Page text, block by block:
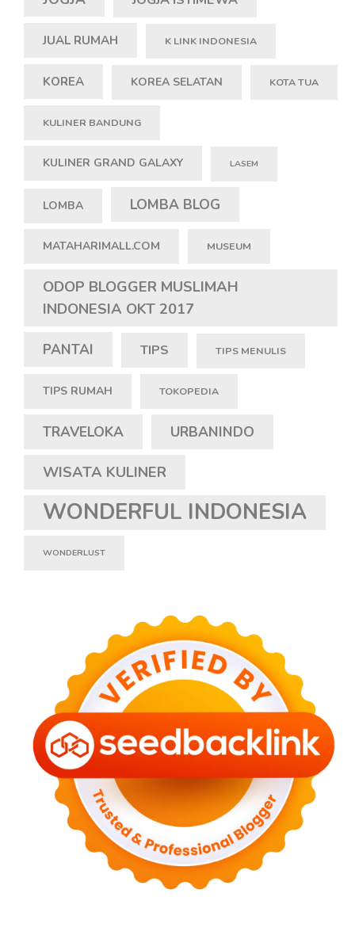
JUAL RUMAH K LINK INDONESIA
KOREA KOREA SELATAN KOTA TUA
KULINER BANDUNG
KULINER GRAND GALAXY LASEM
LOMBA LOMBA BLOG
MATAHARIMALL.COM MUSEUM
ODOP BLOGGER MUSLIMAH
INDONESIA OKT 2017
PANTAI TIPS TIPS MENULIS
TIPS RUMAH TOKOPEDIA
TRAVELOKA URBANINDO
WISATA KULINER
WONDERFUL INDONESIA
WONDERLUST